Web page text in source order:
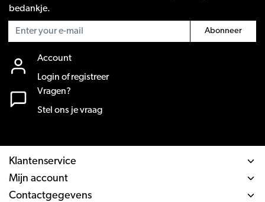
bedankje.
Abonneer
Account
Login of registreer
Vragen?
Stel ons je vraag
Klantenservice
Mijn account
Contactgegevens